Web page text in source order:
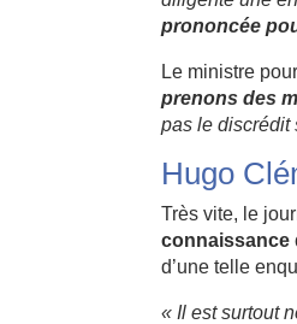
prononcée
Le ministre
prenons des
pas le discrédit
Hugo
Très vite, le
connaissance
d’une telle
« Il est surtout